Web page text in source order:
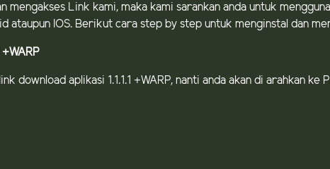
mengakses Link kami, maka kami sarankan anda untuk
ataupun IOS. Berikut cara step by step untuk menginstal dan
+WARP
download aplikasi 1.1.1.1 +WARP, nanti anda akan di arahkan